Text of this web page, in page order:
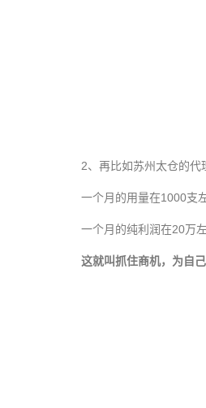
2、再比如苏州太仓的代
一个月的用量在1000支
一个月的纯利润在20万左
这就叫抓住商机，为自